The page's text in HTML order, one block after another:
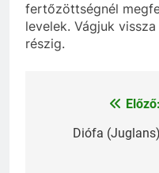
fertőzöttségnél
levelek. Vágjuk
részig.
Bejegyzés
navigáció
Előző:
Diófa (Juglans)